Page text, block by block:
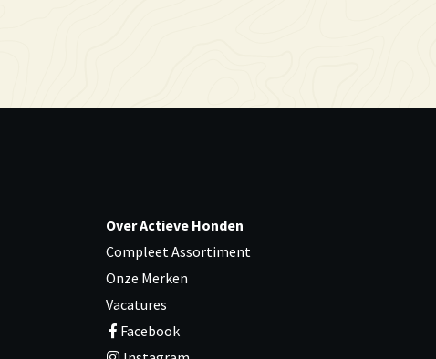
Over Actieve Honden
Compleet Assortiment
Onze Merken
Vacatures
Facebook